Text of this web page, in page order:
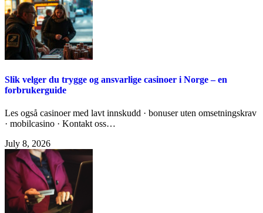
Slik velger du trygge og ansvarlige casinoer i Norge – en
forbrukerguide
Les også casinoer med lavt innskudd · bonuser uten omsetningskrav
· mobilcasino · Kontakt oss…
July 8, 2026